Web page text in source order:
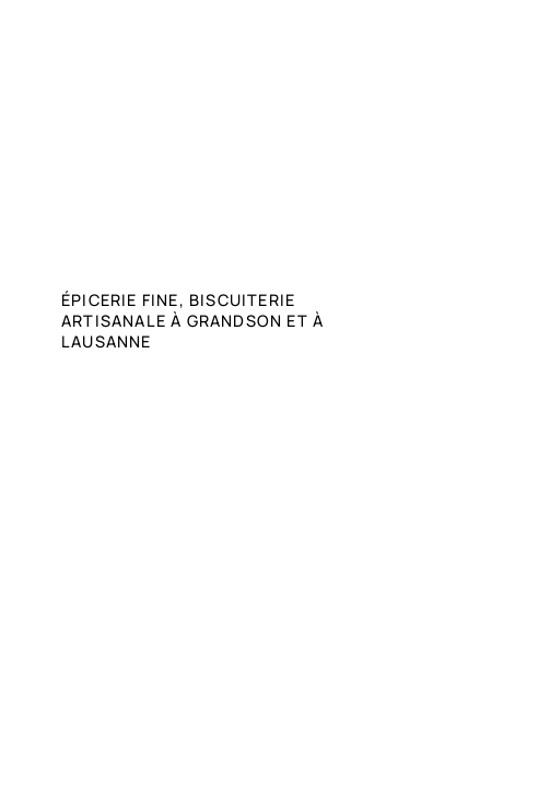
ÉPICERIE FINE, BISCUITERIE
ARTISANALE À GRANDSON ET À
LAUSANNE